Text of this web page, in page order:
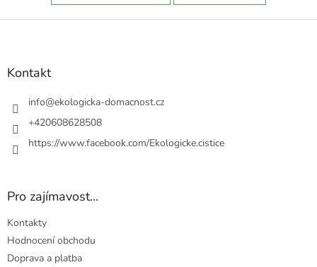
Z
Kontakt
info@ekologicka-domacnost.cz
+420608628508
https://www.facebook.com/Ekologicke.cistice
Pro zajímavost...
Kontakty
Hodnocení obchodu
Doprava a platba